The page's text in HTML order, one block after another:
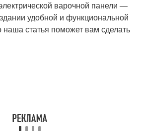
варочной панели —
удобной и функциональной
наша статья поможет вам сделать